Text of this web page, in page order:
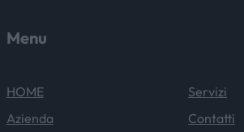
Menu
HOME
Azienda
Servizi
Contatti